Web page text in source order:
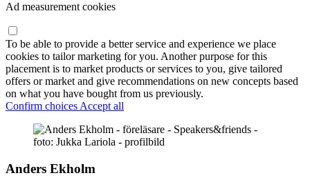
Ad measurement cookies
To be able to provide a better service and experience we place
cookies to tailor marketing for you. Another purpose for this
placement is to market products or services to you, give tailored
offers or market and give recommendations on new concepts based
on what you have bought from us previously.
Confirm choices Accept all
Anders Ekholm